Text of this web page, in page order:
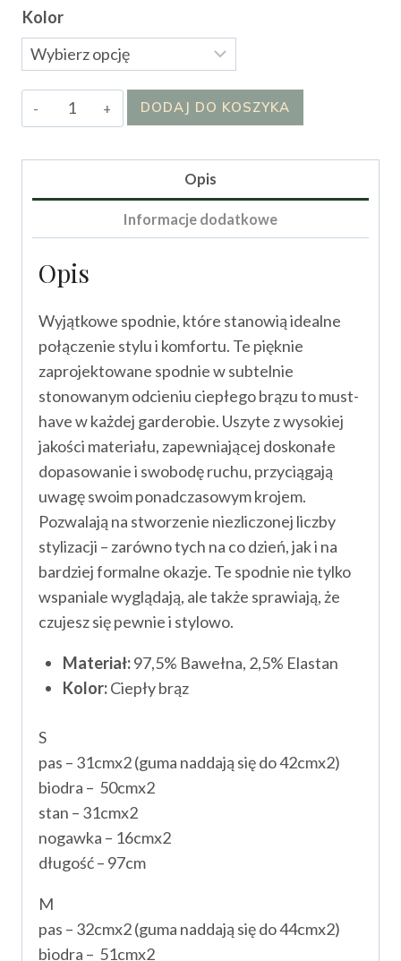
Kolor
ilość
Spodnie
DODAJ DO KOSZYKA
Opis
Informacje dodatkowe
Opis
Wyjątkowe spodnie, które stanowią idealne
połączenie stylu i komfortu. Te pięknie
zaprojektowane spodnie w subtelnie
stonowanym odcieniu ciepłego brązu to must-
have w każdej garderobie. Uszyte z wysokiej
jakości materiału, zapewniającej doskonałe
dopasowanie i swobodę ruchu, przyciągają
uwagę swoim ponadczasowym krojem.
Pozwalają na stworzenie niezliczonej liczby
stylizacji – zarówno tych na co dzień, jak i na
bardziej formalne okazje. Te spodnie nie tylko
wspaniale wyglądają, ale także sprawiają, że
czujesz się pewnie i stylowo.
Materiał:97,5% Bawełna, 2,5% Elastan
Kolor:Ciepły brąz
S
pas – 31cmx2 (guma naddają się do 42cmx2)
biodra – 50cmx2
stan – 31cmx2
nogawka – 16cmx2
długość – 97cm
M
pas – 32cmx2 (guma naddają się do 44cmx2)
biodra – 51cmx2